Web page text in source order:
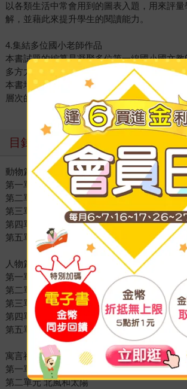
以各類生活中常會用到的圖表入題，用來評
解，並藉此來提升學生的閱讀能力。
4.集結多位國小老師作品
本書試題的編纂是凝聚多位第一線國小國文
多方力量，目的在於成為108課綱國語文閱讀
本書培育學生字詞辨識、文意理解及統整、
層次的閱讀能力素養。
目錄
動物篇
第一單元 山羊國
第二單元 狐假虎威
第三單元 朝三暮四
第四單元 井底之蛙
第五單元 貪心的狗
人物篇
第一單元 火山爆發了
第二單元 我的天使爺爺
第三單元 有愛心的陳樹菊女士
第四單元 孔融讓梨
第五單元 東施效顰
寓言神話篇
第一單元 三年坡
第二單元 北風和太陽